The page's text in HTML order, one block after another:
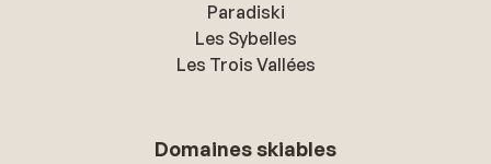
Paradiski
Les Sybelles
Les Trois Vallées
Domaines skiables